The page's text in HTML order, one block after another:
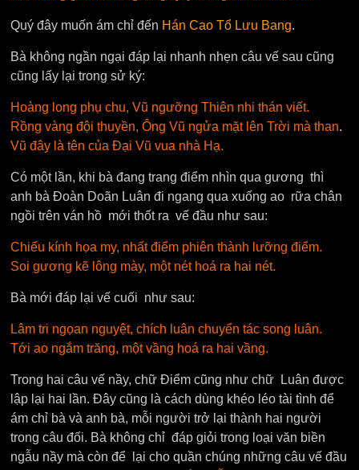
Quý đây muốn ám chỉ đến Hán Cao Tổ Lưu Bang.
Bà không ngần ngại đáp lại nhanh nhẹn câu vế sau cũng
cũng lấy lại trong sử ký:
Hoàng long phụ chu, Vũ ngưỡng Thiên nhi thán viết.
Rồng vàng đội thuyền, Ông Vũ ngửa mặt lên Trời mà than.
Vũ đây là tên của Đại Vũ vua nhà Hạ.
Có một lần, khi bà đang trang điểm nhìn qua gương thì
anh bà Đoàn Doãn Luân đi ngang qua xuống ao rữa chân
ngồi trên ván hồ mới thốt ra vế đầu như sau:
Chiếu kính họa my, nhất điểm phiên thành lưỡng điểm.
Soi gương kẽ lông mày, một nét hoá ra hai nét.
Bà mới đáp lại vế cuối như sau:
Lâm tri ngọan nguyệt, chích luân chuyển tác song luân.
Tới ao ngắm trăng, một vầng hoá ra hai vầng.
Trong hai câu vế nầy, chữ Điểm cũng như chữ Luân được
lập lại hai lần. Đây cũng là cách dùng khéo léo tài tình để
ám chỉ bà và anh bà, mỗi người trở lại thành hai người
trong câu đối. Bà không chỉ đáp giỏi trong loại văn biền
ngẫu nầy mà còn để lại cho quần chúng những câu vế đầu